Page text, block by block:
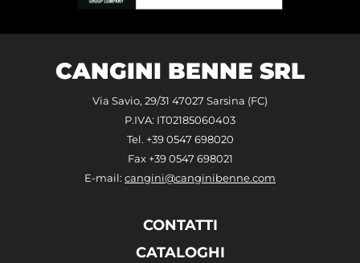
CANGINI BENNE SRL
Via Savio, 29/31 47027 Sarsina (FC)
P.IVA: IT02185060403
Tel. +39 0547 698020
Fax +39 0547 698021
E-mail: cangini@canginibenne.com
CONTATTI
CATALOGHI